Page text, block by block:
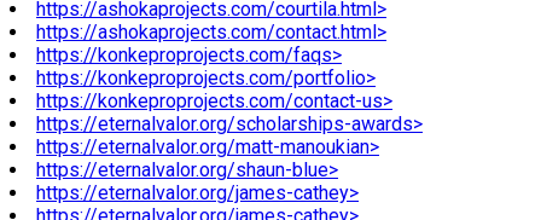
https://ashokaprojects.com/courtila.html>
https://ashokaprojects.com/contact.html>
https://konkeproprojects.com/faqs>
https://konkeproprojects.com/portfolio>
https://konkeproprojects.com/contact-us>
https://eternalvalor.org/scholarships-awards>
https://eternalvalor.org/matt-manoukian>
https://eternalvalor.org/shaun-blue>
https://eternalvalor.org/james-cathey>